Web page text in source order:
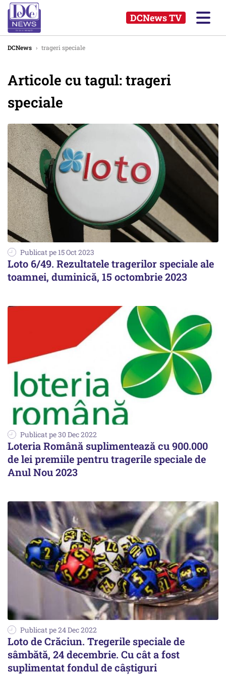
DCNews TV
DCNews › trageri speciale
Articole cu tagul: trageri
speciale
Publicat pe 15 Oct 2023
Loto 6/49. Rezultatele tragerilor speciale ale
toamnei, duminică, 15 octombrie 2023
Publicat pe 30 Dec 2022
Loteria Română suplimentează cu 900.000
de lei premiile pentru tragerile speciale de
Anul Nou 2023
Publicat pe 24 Dec 2022
Loto de Crăciun. Tregerile speciale de
sâmbătă, 24 decembrie. Cu cât a fost
suplimentat fondul de câştiguri